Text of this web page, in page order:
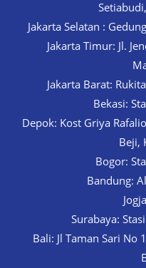
Jakarta Selatan :
Jakarta Timur: Jl.
Jakarta Barat:
Bekasi:
Depok: Kost Griya
Beji,
Bogor:
Bandung:
Surabaya:
Bali: Jl Taman Sari No